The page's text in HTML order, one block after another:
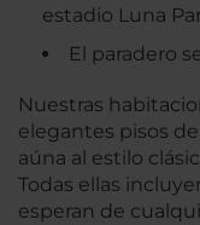
estadio Luna
El paradero
Nuestras
elegantes pisos
aúna al estilo
Todas ellas
esperan de